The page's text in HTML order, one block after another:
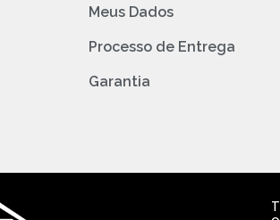
Meus Dados
Processo de Entrega
Garantia